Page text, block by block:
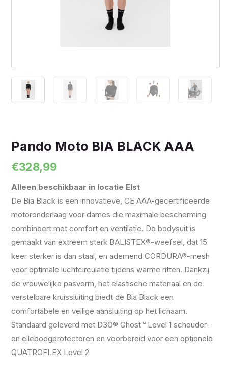
Pando Moto BIA BLACK AAA
€328,99
Alleen beschikbaar in locatie Elst
De Bia Black is een innovatieve, CE AAA-gecertificeerde
motoronderlaag voor dames die maximale bescherming
combineert met comfort en ventilatie. De bodysuit is
gemaakt van extreem sterk BALISTEX®-weefsel, dat 15
keer sterker is dan staal, en ademend CORDURA®-mesh
voor optimale luchtcirculatie tijdens warme ritten. Dankzij
de vrouwelijke pasvorm, het elastische materiaal en de
verstelbare kruissluiting biedt de Bia Black een
comfortabele en veilige aansluiting op het lichaam.
Standaard geleverd met D3O® Ghost™ Level 1 schouder-
en elleboogprotectoren en voorbereid voor een optionele
QUATROFLEX Level 2